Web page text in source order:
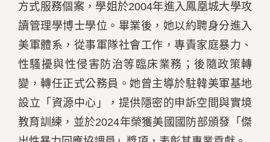
方式服務個案，學姐於2004年進入鳳凰城大學攻
讀管理學博士學位。畢業後，她以約聘身分進入
美軍體系，從事軍隊社會工作，專責家庭暴力、
性騷擾與性侵害防治等臨床業務；後隨政策轉
變，轉任正式公務員。她曾主導於駐韓美軍基地
設立「資源中心」，提供隱密的申訴空間與實境
教育訓練，並於2024年榮獲美國國防部頒發「傑